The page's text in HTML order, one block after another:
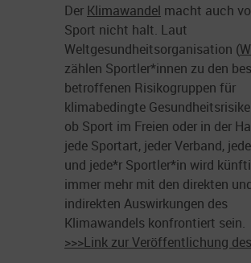
Der Klimawandel macht auch
Sport nicht halt. Laut
Weltgesundheitsorganisation (
zählen Sportler*innen zu den
betroffenen Risikogruppen für
klimabedingte
ob Sport im Freien oder in der
jede Sportart, jeder Verband,
und jede*r Sportler*in wird
immer mehr mit den direkten
indirekten Auswirkungen des
Klimawandels konfrontiert sein.
>>>Link zur Veröffentlichung